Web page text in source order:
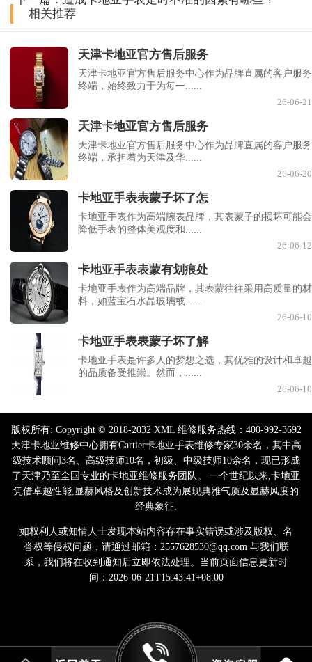
相关推荐
天津卡地亚官方售后服务
天津卡地亚官方售后服务中心作为品牌直属的客户服务
终端，始终致力于为每一......
26-06-21
天津卡地亚官方售后服务
天津卡地亚官方售后服务中心作为品牌直属的客户服务
终端，承担着为天津及华......
26-06-20
卡地亚手表表蒙子坏了怎
卡地亚手表作为高端腕表品牌，其表蒙子的损坏可能会
降低手表的整体美观度和......
26-06-12
卡地亚手表表蒙有划痕处
卡地亚手表作为高端品牌，其表蒙往往采用高质量的材
料，如蓝宝石水晶玻璃或......
26-06-10
卡地亚手表表蒙子坏了解
卡地亚手表是许多人的梦想之选，其优雅的设计和卓越
的品质备受推崇。然而，......
26-06-10
版权所有: Copyright © 2018-2032 XML 维修服务热线：400-992-3692
天津卡地亚维修中心拥有Cartier卡地亚手表维修专家30余名，其中高
级技术顾问3名、高级技师10名，初级、中级技师10余名，现已形成
了天津乃至全国专业的卡地亚维修服务团队。 一个世纪以来,卡地亚
凭借卓越性能,显赫风格及创新技术成为展现典雅气质及显赫风度的
经典象征.
如权利人或知情人士发现本站内容存在事实错误或涉及版权、名
誉权等侵权问题，请通过邮箱：2557628530@qq.com 与我们联
系，我们将在收到通知后立即依法处理。当前页面信息更新时
间：2026-06-21T15:43:41+08:00